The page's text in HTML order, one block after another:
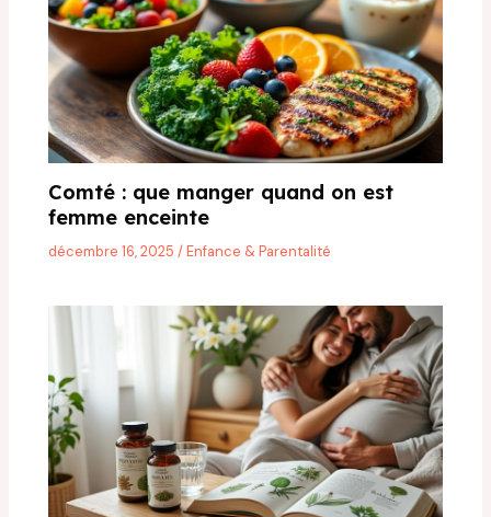
Comté : que manger quand on est
femme enceinte
décembre 16, 2025/Enfance & Parentalité